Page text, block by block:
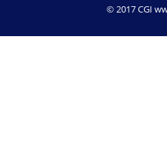
© 2017 CGI